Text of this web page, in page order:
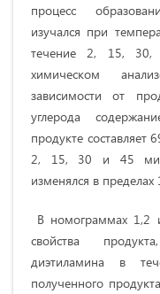
процесс
изучался при
течение 2, 15,
химическом
зависимости от
углерода
продукте составляет
2, 15, 30 и 45
изменялся в
В номограммах 1,2
свойства
диэтиламина в
полученного